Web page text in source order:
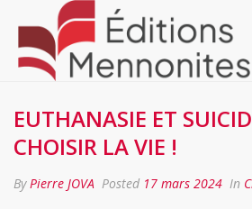
EUTHANASIE ET
CHOISIR LA VIE !
ByPierre JOVA Posted 17 mars 2024 In